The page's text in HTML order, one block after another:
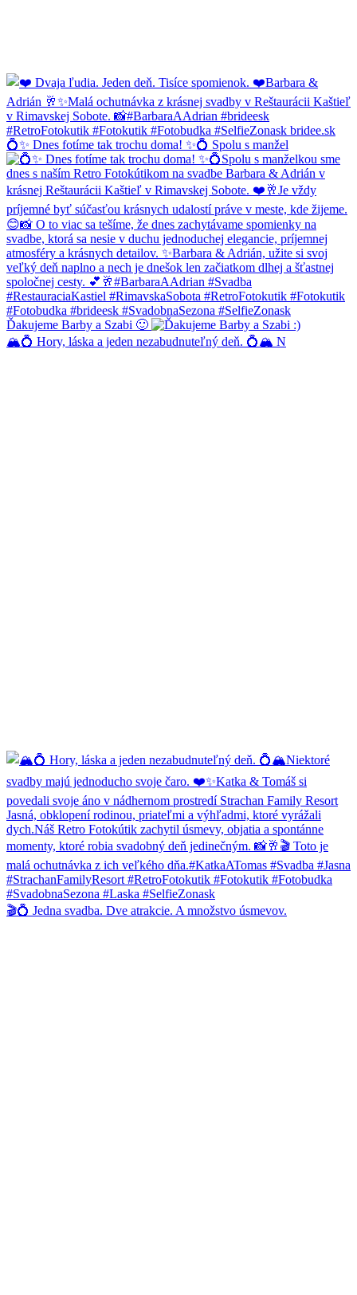
💍✨ Dnes fotíme tak trochu doma! ✨💍 Spolu s manžel
Ďakujeme Barby a Szabi 🙂
🏔️💍 Hory, láska a jeden nezabudnuteľný deň. 💍🏔️ N
🎬💍 Jedna svadba. Dve atrakcie. A množstvo úsmevov.